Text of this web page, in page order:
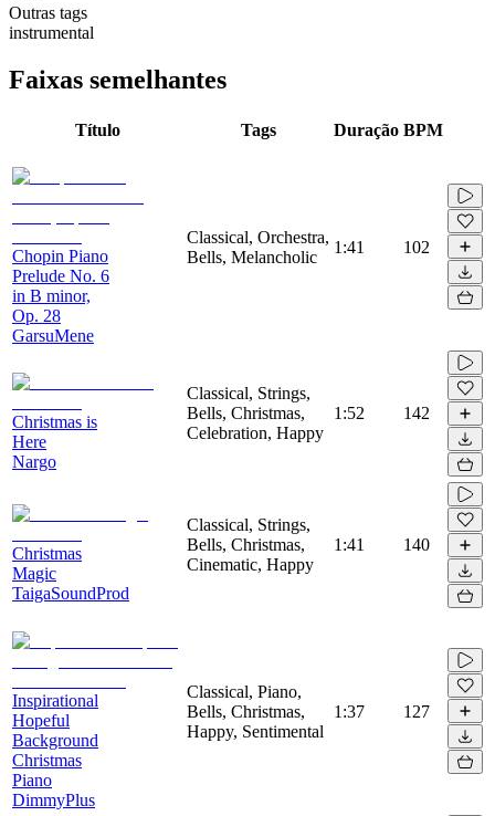
Outras tags
instrumental
Faixas semelhantes
Título Tags Duração BPM
Chopin Piano
Prelude No. 6
in B minor,
Op. 28
GarsuMene
Classical, Orchestra,
Bells, Melancholic
1:41 102
Christmas is
Here
Nargo
Classical, Strings,
Bells, Christmas,
Celebration, Happy
1:52 142
Christmas
Magic
TaigaSoundProd
Classical, Strings,
Bells, Christmas,
Cinematic, Happy
1:41 140
Inspirational
Hopeful
Background
Christmas
Piano
DimmyPlus
Classical, Piano,
Bells, Christmas,
Happy, Sentimental
1:37 127